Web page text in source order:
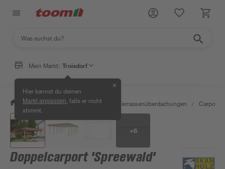
Mein Markt: Troisdorf
Hier kannst du deinen
Markt anpassen , falls er nicht
stimmt.
✕
/ Garten & Freizeit / Carports & Terrassenüberdachungen / Carports
+6
Doppelcarport 'Spreewald'